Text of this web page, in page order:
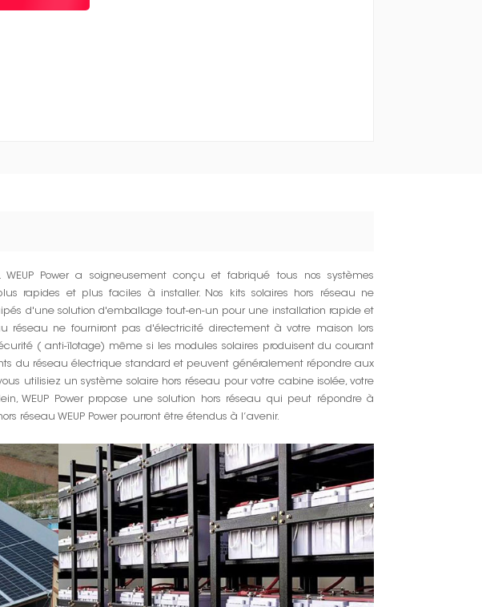
Power a soigneusement conçu et fabriqué tous nos systèmes
rapides et plus faciles à installer. Nos kits solaires hors réseau ne
d'une solution d'emballage tout-en-un pour une installation rapide et
réseau ne fourniront pas d'électricité directement à votre maison lors
( anti-îlotage) même si les modules solaires produisent du courant
du réseau électrique standard et peuvent généralement répondre aux
utilisiez un système solaire hors réseau pour votre cabine isolée, votre
WEUP Power propose une solution hors réseau qui peut répondre à
réseau WEUP Power pourront être étendus à l’avenir.